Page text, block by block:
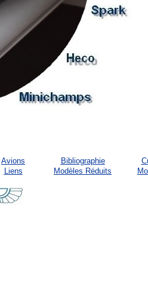
Avions Bibliographie
Liens Modèles Réduits